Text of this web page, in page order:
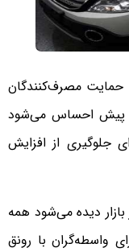
حمایت مصرف‌کنندگان
از پیش احساس می‌شود
جلوگیری از افزایش
دیده می‌شود همه
واسطه‌گران با رونق